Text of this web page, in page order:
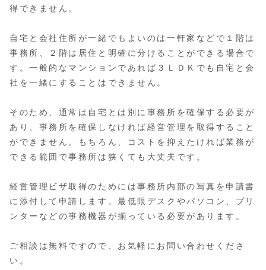
得できません。
自宅と会社住所が一緒でもよいのは一軒家などで１階は
事務所、２階は居住と明確に分けることができる場合で
す。一般的なマンションであれば３ＬＤＫでも自宅と会
社を一緒にすることはできません。
そのため、通常は自宅とは別に事務所を確保する必要が
あり、事務所を確保しなければ経営管理を取得すること
ができません。もちろん、コストを抑えたければ業務が
できる範囲で事務所は狭くても大丈夫です。
経営管理ビザ取得のためには事務所内部の写真を申請書
に添付して申請します。最低限デスクやパソコン、プリ
ンターなどの事務機器が揃っている必要があります。
ご相談は無料ですので、お気軽にお問い合わせくださ
い。